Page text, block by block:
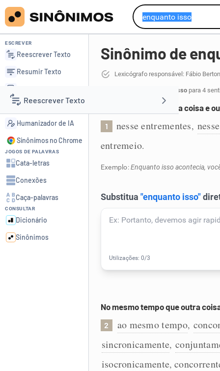
Reescrever Texto
Resumir Texto
Corrigir Texto
Detector de IA
Humanizador de IA
ESCREVER
Reescrever Texto
Resumir Texto
Detector de IA
Humanizador de IA
Sinônimos no Chrome
JOGOS DE PALAVRAS
Cata-letras
Conexões
Caça-palavras
CONSULTAR
Dicionário
Sinônimos
Sinônimo de
Lexicógrafo responsável: Fábio
23 sinônimos de enquanto issopara 4
No intervalo entre uma coisa e
1 nesse entrementes,
entremeio.
Exemplo:Enquanto isso acontecia,
No mesmo tempo que outra
2 ao mesmo tempo,
sincronicamente,
isocronicamente,